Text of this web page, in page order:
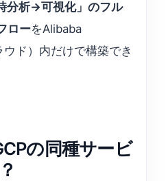
分析→可視化」のフル
ローをAlibaba
ド）内だけで構築でき
の同種サービ